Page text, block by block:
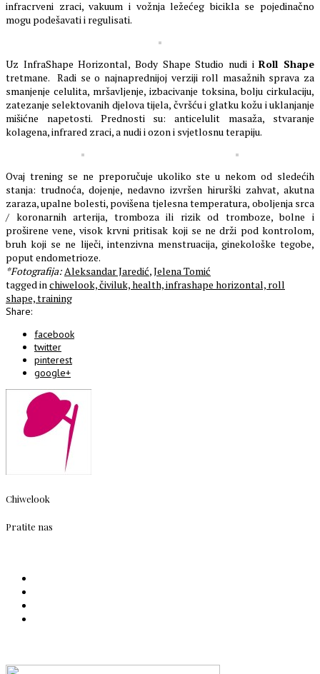
infracrveni zraci, vakuum i vožnja ležećeg bicikla se pojedinačno
mogu podešavati i regulisati.
Uz InfraShape Horizontal, Body Shape Studio nudi iRoll Shape
tretmane. Radi se o najnaprednijoj verziji roll masažnih sprava za
smanjenje celulita, mršavljenje, izbacivanje toksina, bolju cirkulaciju,
zatezanje selektovanih djelova tijela, čvršću i glatku kožu i uklanjanje
mišićne napetosti. Prednosti su: anticelulit masaža, stvaranje
kolagena, infrared zraci, a nudi i ozon i svjetlosnu terapiju.
Ovaj trening se ne preporučuje ukoliko ste u nekom od sledećih
stanja: trudnoća, dojenje, nedavno izvršen hirurški zahvat, akutna
zaraza, upalne bolesti, povišena tjelesna temperatura, oboljenja srca
/ koronarnih arterija, tromboza ili rizik od tromboze, bolne i
proširene vene, visok krvni pritisak koji se ne drži pod kontrolom,
bruh koji se ne liječi, intenzivna menstruacija, ginekološke tegobe,
poput endometrioze.
*Fotografija: Aleksandar Jaredić,Jelena Tomić
tagged in chiwelook,čiviluk,health,infrashape horizontal, roll
shape,training
Share:
facebook
twitter
pinterest
google+
Chiwelook
Pratite nas